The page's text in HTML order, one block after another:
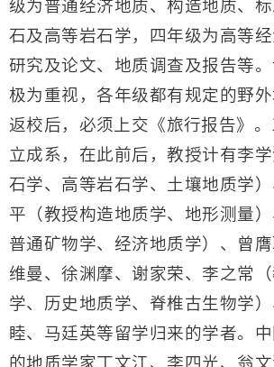
级为普通经济地质、构造地质、
石及高等岩石学，四年级为高等
研究及论文、地质调查及报告等
极为重视，各年级都有规定的野外
返校后，必须上交《旅行报告》。
立成系，在此前后，教授计有李
石学、高等岩石学、土壤地质学
平（教授构造地质学、地形测量
普通矿物学、经济地质学）、曾
维曼、徐渊摩、谢家荣、李之常
学、历史地质学、脊椎古生物学
睦、马廷英等留学归来的学者。
的地质学家丁文江、李四光、翁